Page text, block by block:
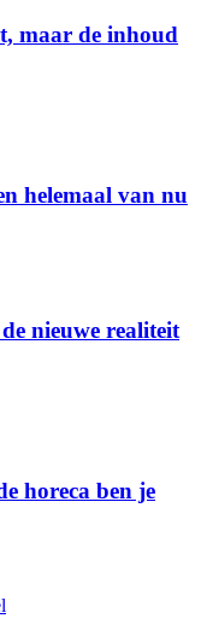
maar de inhoud
helemaal van nu
nieuwe realiteit
horeca ben je